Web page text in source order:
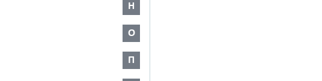
Н
О
П